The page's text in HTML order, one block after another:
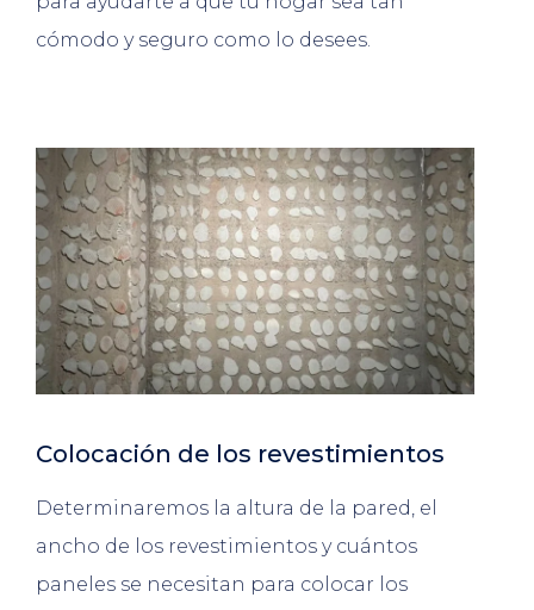
cómodo y seguro como lo desees.
Colocación de los revestimientos
Determinaremos la altura de la pared, el
ancho de los revestimientos y cuántos
paneles se necesitan para colocar los